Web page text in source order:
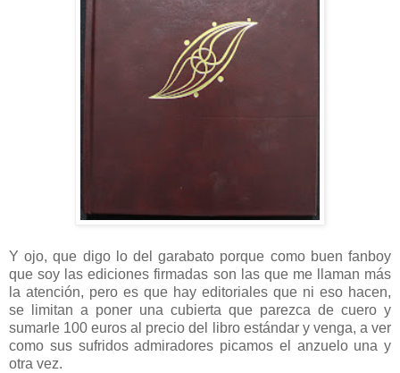
Y ojo, que digo lo del garabato porque como buen fanboy
que soy las ediciones firmadas son las que me llaman más
la atención, pero es que hay editoriales que ni eso hacen,
se limitan a poner una cubierta que parezca de cuero y
sumarle 100 euros al precio del libro estándar y venga, a ver
como sus sufridos admiradores picamos el anzuelo una y
otra vez.